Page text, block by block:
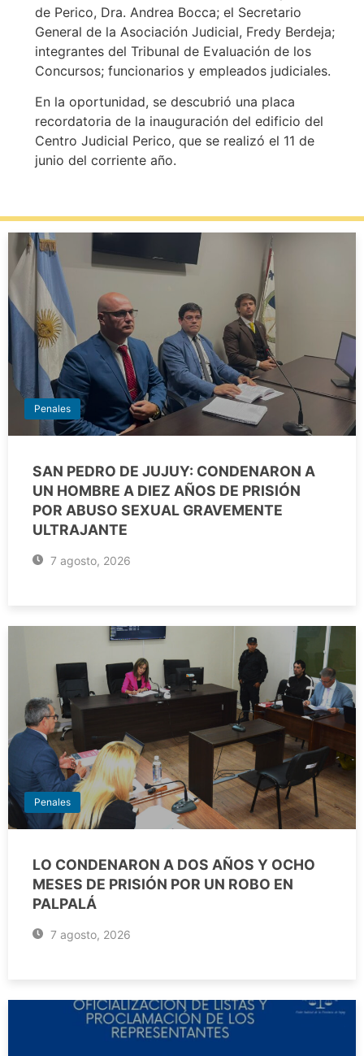
de Perico, Dra. Andrea Bocca; el Secretario
General de la Asociación Judicial, Fredy Berdeja;
integrantes del Tribunal de Evaluación de los
Concursos; funcionarios y empleados judiciales.
En la oportunidad, se descubrió una placa
recordatoria de la inauguración del edificio del
Centro Judicial Perico, que se realizó el 11 de
junio del corriente año.
Penales
SAN PEDRO DE JUJUY: CONDENARON A
UN HOMBRE A DIEZ AÑOS DE PRISIÓN
POR ABUSO SEXUAL GRAVEMENTE
ULTRAJANTE
7 agosto, 2026
Penales
LO CONDENARON A DOS AÑOS Y OCHO
MESES DE PRISIÓN POR UN ROBO EN
PALPALÁ
7 agosto, 2026